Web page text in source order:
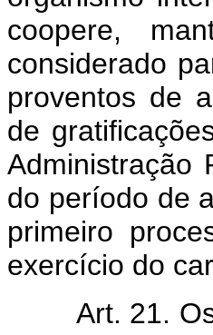
coopere,
considerado
proventos de
de
Administração
do período de
primeiro
exercício do
Art. 21.